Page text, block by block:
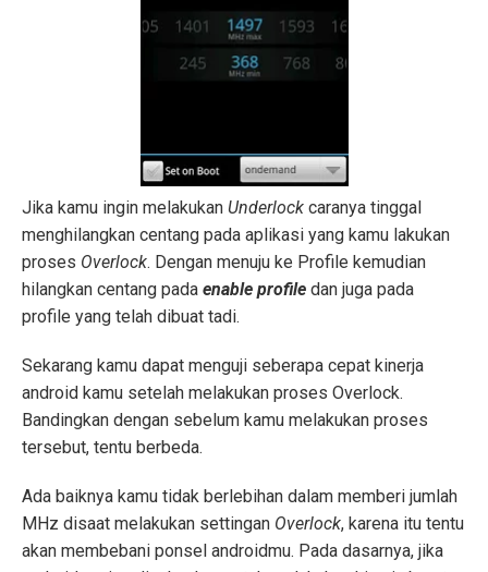
Jika kamu ingin melakukan Underlock caranya tinggal
menghilangkan centang pada aplikasi yang kamu lakukan
proses Overlock. Dengan menuju ke Profile kemudian
hilangkan centang pada enable profile dan juga pada
profile yang telah dibuat tadi.
Sekarang kamu dapat menguji seberapa cepat kinerja
android kamu setelah melakukan proses Overlock.
Bandingkan dengan sebelum kamu melakukan proses
tersebut, tentu berbeda.
Ada baiknya kamu tidak berlebihan dalam memberi jumlah
MHz disaat melakukan settingan Overlock, karena itu tentu
akan membebani ponsel androidmu. Pada dasarnya, jika